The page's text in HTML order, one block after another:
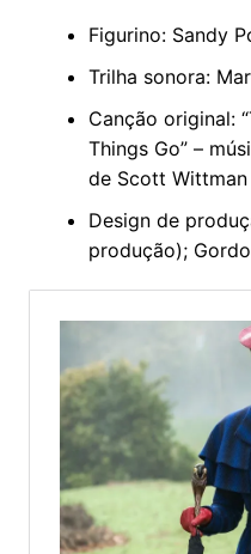
Figurino: Sandy
Trilha sonora:
Canção original:
Things Go” –
de Scott
Design de
produção);